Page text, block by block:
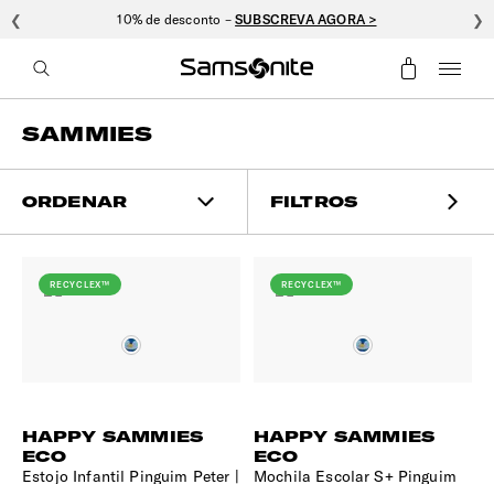
10% de desconto –SUBSCREVA AGORA >
❮ ❯
SAMMIES
ORDENAR FILTROS
RECYCLEX™
HAPPY SAMMIES
ECO
Estojo Infantil Pinguim Peter
RECYCLEX™
HAPPY SAMMIES
ECO
Mochila Escolar S+ Pinguim